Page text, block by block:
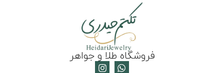
فروشگاه طلا و جواهر